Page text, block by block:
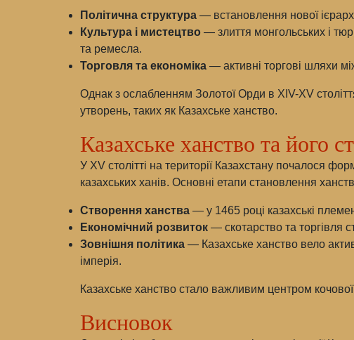
Політична структура — встановлення нової
Культура і мистецтво — злиття монгольських і
та ремесла.
Торговля та економіка — активні торгові шляхи
Однак з ослабленням Золотої Орди в XIV-XV
утворень, таких як Казахське ханство.
Казахське ханство та його
У XV столітті на території Казахстану почалося
казахських ханів. Основні етапи становлення
Створення ханства — у 1465 році казахські
Економічний розвиток — скотарство та торгівля
Зовнішня політика — Казахське ханство вело
імперія.
Казахське ханство стало важливим центром кочової
Висновок